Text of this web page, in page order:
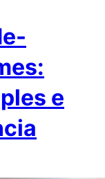
e